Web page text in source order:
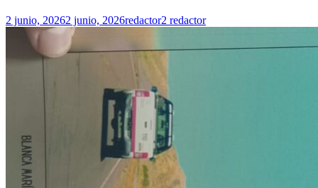
2 junio, 20262 junio, 2026redactor2 redactor